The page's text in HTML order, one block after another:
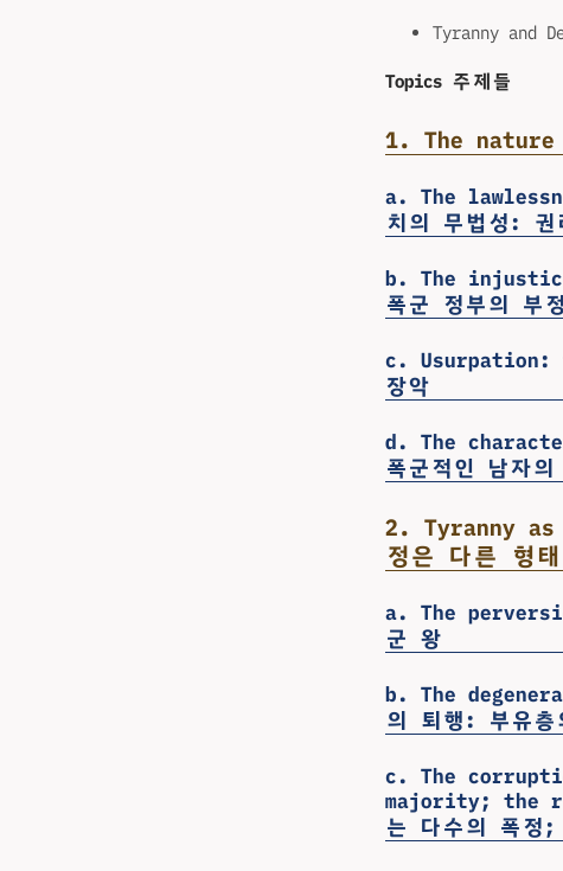
Tyranny and
Topics 주제들
1. The
a. The
치의 무법성: 권
b. The
폭군 정부의 부
c. Usurpation:
장악
d. The
폭군적인 남자
2. Tyranny
정은 다른 형
a. The
군 왕
b. The
의 퇴행: 부유층
c. The
majority; the
는 다수의 폭정;